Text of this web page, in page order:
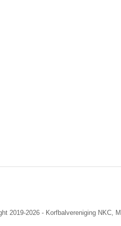
2019-2026 - Korfbalvereniging